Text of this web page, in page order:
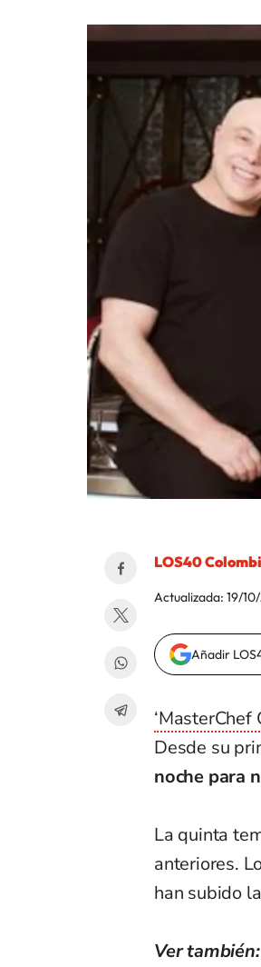
LOS40
Actualizada: 19/
Añadir
‘MasterChef
Desde su
noche para
La quinta
anteriores.
han subido
Ver